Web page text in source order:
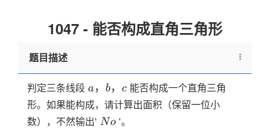
1047 - 能否构成直角三角形
题目描述
判定三条线段 a，
b，
c
a， b， c 能否构成一个直角三角
形。如果能构成，请计算出面积（保留一位小
数），不然输出' No
No '。